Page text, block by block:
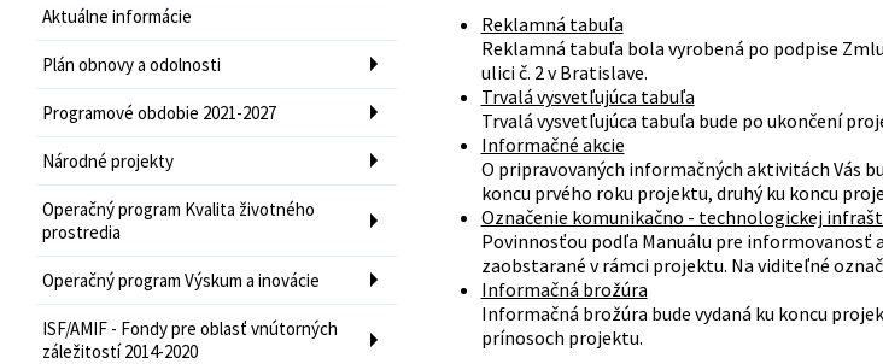
Aktuálne informácie
Plán obnovy a odolnosti
Programové obdobie 2021-2027
Národné projekty
Operačný program Kvalita životného
prostredia
Operačný program Výskum a inovácie
ISF/AMIF - Fondy pre oblasť vnútorných
záležitostí 2014-2020
Reklamná tabuľa
Reklamná tabuľa bola vyrobená po podpise
ulici č. 2 v Bratislave.
Trvalá vysvetľujúca tabuľa
Trvalá vysvetľujúca tabuľa bude po ukončení
Informačné akcie
O pripravovaných informačných aktivitách Vás
koncu prvého roku projektu, druhý ku koncu
Označenie komunikačno - technologickej
Povinnosťou podľa Manuálu pre informovanosť
zaobstarané v rámci projektu. Na viditeľné
Informačná brožúra
Informačná brožúra bude vydaná ku koncu
prínosoch projektu.